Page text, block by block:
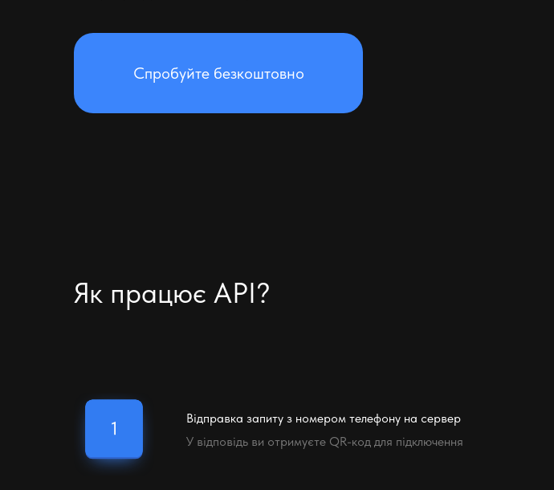
Спробуйте безкоштовно
У відповідь ви отримуєте QR-код для підключення
Відправка запиту з номером телефону на сервер
Як працює API?